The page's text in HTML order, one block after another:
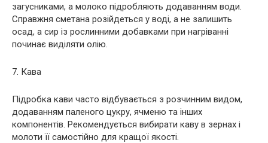
загусниками, а молоко підробляють додаванням води.
Справжня сметана розійдеться у воді, а не залишить
осад, а сир із рослинними добавками при нагріванні
починає виділяти олію.
7. Кава
Підробка кави часто відбувається з розчинним видом,
додаванням паленого цукру, ячменю та інших
компонентів. Рекомендується вибирати каву в зернах і
молоти її самостійно для кращої якості.